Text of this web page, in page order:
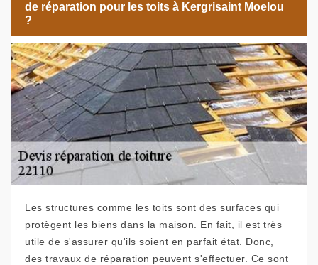
de réparation pour les toits à Kergrisaint Moelou
?
Les structures comme les toits sont des surfaces qui
protègent les biens dans la maison. En fait, il est très
utile de s'assurer qu'ils soient en parfait état. Donc,
des travaux de réparation peuvent s'effectuer. Ce sont